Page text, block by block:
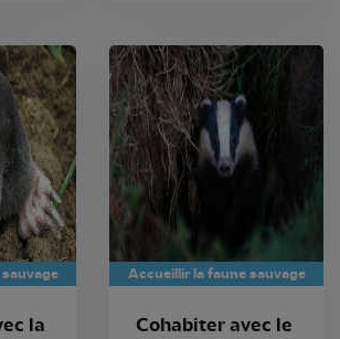
la
Accueillir la faune sauvage
Cohabiter avec le